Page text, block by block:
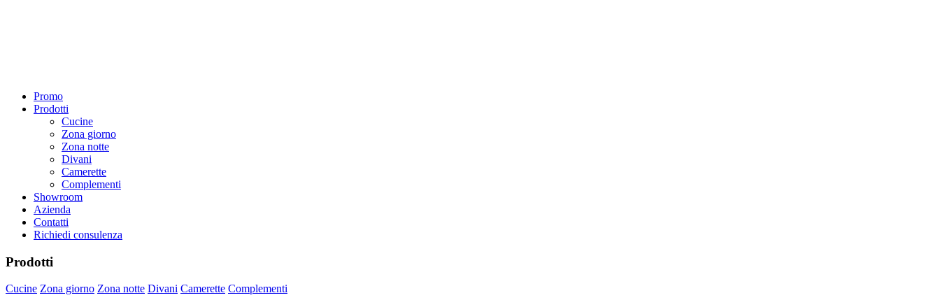
Promo
Prodotti
Cucine
Zona giorno
Zona notte
Divani
Camerette
Complementi
Showroom
Azienda
Contatti
Richiedi consulenza
Prodotti
Cucine Zona giorno Zona notte Divani Camerette Complementi